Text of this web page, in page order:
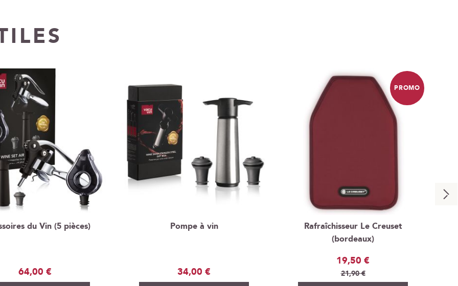
du Vin (5 pièces)
64,00 €
Pompe à vin
34,00 €
Rafraîchisseur Le Creuset
(bordeaux)
Prix
Spécial
19,50 €
21,90 €
PROMO